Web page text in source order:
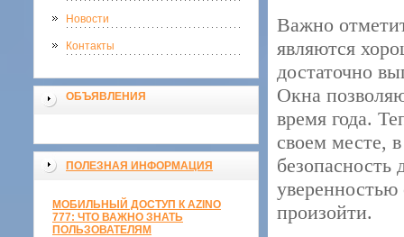
Новости
Контакты
ОБЪЯВЛЕНИЯ
ПОЛЕЗНАЯ ИНФОРМАЦИЯ
МОБИЛЬНЫЙ ДОСТУП К AZINO
777: ЧТО ВАЖНО ЗНАТЬ
ПОЛЬЗОВАТЕЛЯМ
Важно
являются
достаточно
Окна
время года.
своем месте,
произойти.